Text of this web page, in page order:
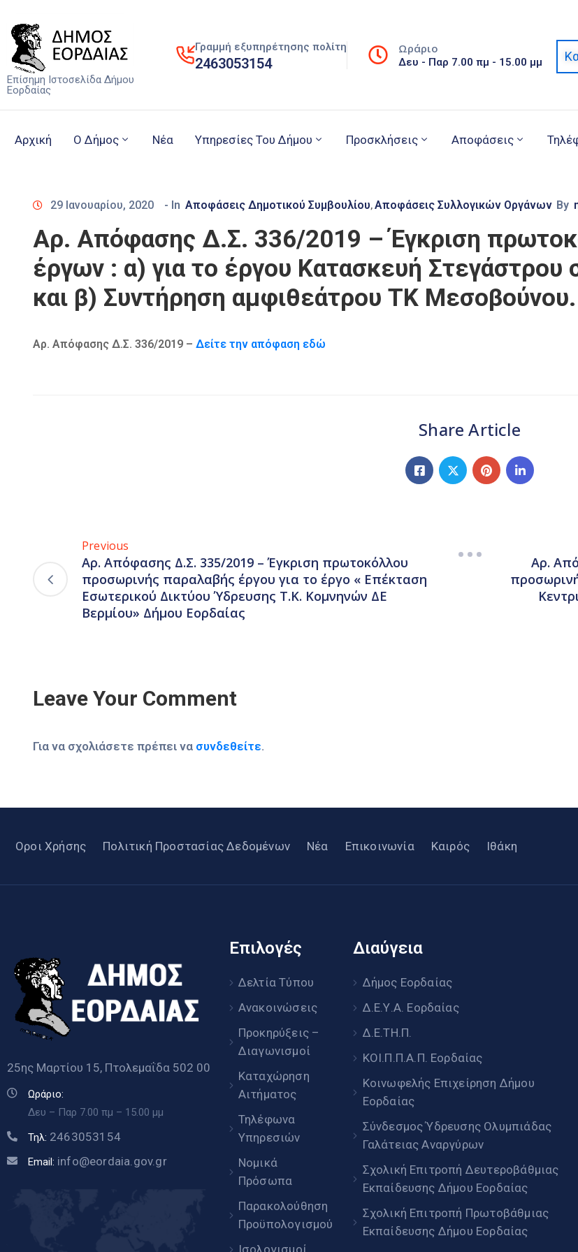
Επίσημη Ιστοσελίδα Δήμου
Εορδαίας
Γραμμή εξυπηρέτησης πολίτη
2463053154
Ωράριο
Δευ - Παρ 7.00 πμ - 15.00 μμ
Αρχική Ο Δήμος Νέα Υπηρεσίες Του Δήμου Προσκλήσεις Αποφάσεις
29 Ιανουαρίου, 2020 - In Αποφάσεις Δημοτικού Συμβουλίου‚Αποφάσεις Συλλογικών Οργάνων By
Αρ. Απόφασης Δ.Σ. 336/2019 – Έγκριση
έργων : α) για το έργου Κατασκευή
και β) Συντήρηση αμφιθεάτρου ΤΚ Μεσοβούνου.
Αρ. Απόφασης Δ.Σ. 336/2019 – Δείτε την απόφαση εδώ
Share Article
Previous
Αρ. Απόφασης Δ.Σ. 335/2019 – Έγκριση πρωτοκόλλου
προσωρινής παραλαβής έργου για το έργο « Επέκταση
Εσωτερικού Δικτύου Ύδρευσης Τ.Κ. Κομνηνών ΔΕ
Βερμίου» Δήμου Εορδαίας
Αρ.
Leave Your Comment
Για να σχολιάσετε πρέπει να συνδεθείτε.
Οροι Χρήσης Πολιτική Προστασίας Δεδομένων Νέα Επικοινωνία Καιρός Ιθάκη
25ης Μαρτίου 15, Πτολεμαΐδα 502 00
Ωράριο:
Δευ – Παρ 7.00 πμ – 15.00 μμ
Τηλ: 2463053154
Email: info@eordaia.gov.gr
Επιλογές
Δελτία Τύπου
Ανακοινώσεις
Προκηρύξεις –
Διαγωνισμοί
Καταχώρηση
Αιτήματος
Τηλέφωνα
Υπηρεσιών
Νομικά
Πρόσωπα
Παρακολούθηση
Προϋπολογισμού
Διαύγεια
Δήμος Εορδαίας
Δ.Ε.Υ.Α. Εορδαίας
Δ.Ε.ΤΗ.Π.
ΚΟΙ.Π.Π.Α.Π. Εορδαίας
Κοινωφελής Επιχείρηση Δήμου
Εορδαίας
Σύνδεσμος Ύδρευσης Ολυμπιάδας
Γαλάτειας Αναργύρων
Σχολική Επιτροπή Δευτεροβάθμιας
Εκπαίδευσης Δήμου Εορδαίας
Σχολική Επιτροπή Πρωτοβάθμιας
Εκπαίδευσης Δήμου Εορδαίας